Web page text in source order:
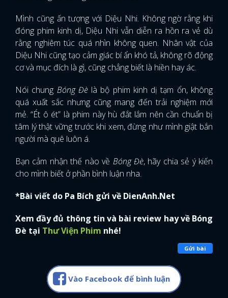
Mình cũng ấn tượng với Diệu Nhi. Không ngờ rằng khi
đóng phim kinh dị, Diệu Nhi vẫn diễn ra hồn ra vẻ dù
rằng nghiêm túc quá nhìn không quen. Nhân vật của
Diệu Nhi cũng tạo cảm giác bí ẩn khó tả, không rõ động
cơ và mục đích là gì, cũng chẳng biết là hiền hay ác.
Nói chung Bóng Đèlà bộ phim kinh dị tạm ổn, không
quá xuất sắc nhưng cũng mang đến trải nghiệm mới
mẻ. “Ét ô ét” là phim này hù đắt lắm nên cần chuẩn bị
tâm lý thật vững trước khi xem, đừng như mình giật bắn
người mà quê luôn á.
Bạn cảm nhận thế nào về Bóng Đè, hãy chia sẻ ý kiến
cho mình biết ở phần bình luận nha.
*Bài viết do Pa Bích gửi về DienAnh.Net
Xem đầy đủ thông tin và bài review hay về Bóng
Đè tại Thư Viện Phim nhé!
Gửi bài
Vào Facebook để bình luận